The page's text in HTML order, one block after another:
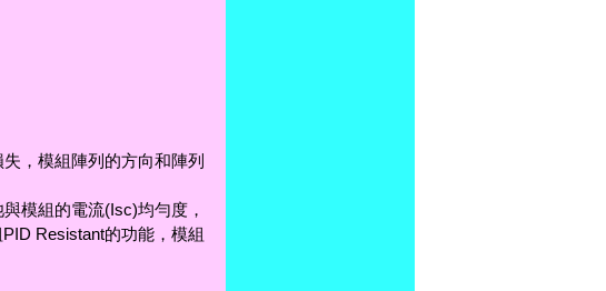
，模組陣列的方向和陣列
模組的電流(Isc)均勻度，
Resistant的功能，模組